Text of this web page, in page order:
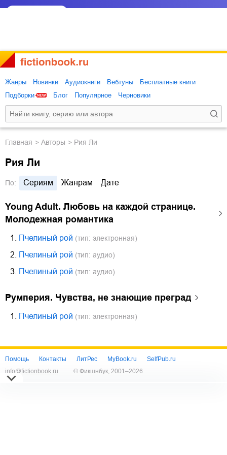
Жанры Новинки Аудиокниги Вебтуны
Бесплатные книги
Подборки
Блог Популярное Черновики
Главная Авторы Рия Ли
Рия Ли
По: Сериям Жанрам Дате
Young Adult. Любовь на каждой странице.
Молодежная романтика
1. Пчелиный рой (тип: электронная)
2. Пчелиный рой (тип: аудио)
3. Пчелиный рой (тип: аудио)
Румперия. Чувства, не знающие преград
1. Пчелиный рой (тип: электронная)
Помощь Контакты ЛитРес MyBook.ru
SelfPub.ru
info@fictionbook.ru
© Фикшнбук, 2001–2026